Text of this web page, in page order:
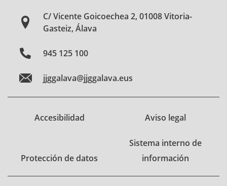
C/ Vicente Goicoechea 2, 01008 Vitoria-
Gasteiz, Álava
945 125 100
jjggalava@jjggalava.eus
Accesibilidad Aviso legal
Protección de datos
Sistema interno de
información